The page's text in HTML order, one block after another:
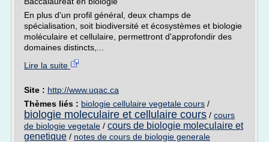
En plus d'un profil général, deux champs de
spécialisation, soit biodiversité et écosystèmes et biologie
moléculaire et cellulaire, permettront d'approfondir des
domaines distincts,...
Lire la suite
Site : http://www.uqac.ca
Thèmes liés : biologie cellulaire vegetale cours /
biologie moleculaire et cellulaire cours / cours
de biologie vegetale / cours de biologie moleculaire et
genetique / notes de cours de biologie generale